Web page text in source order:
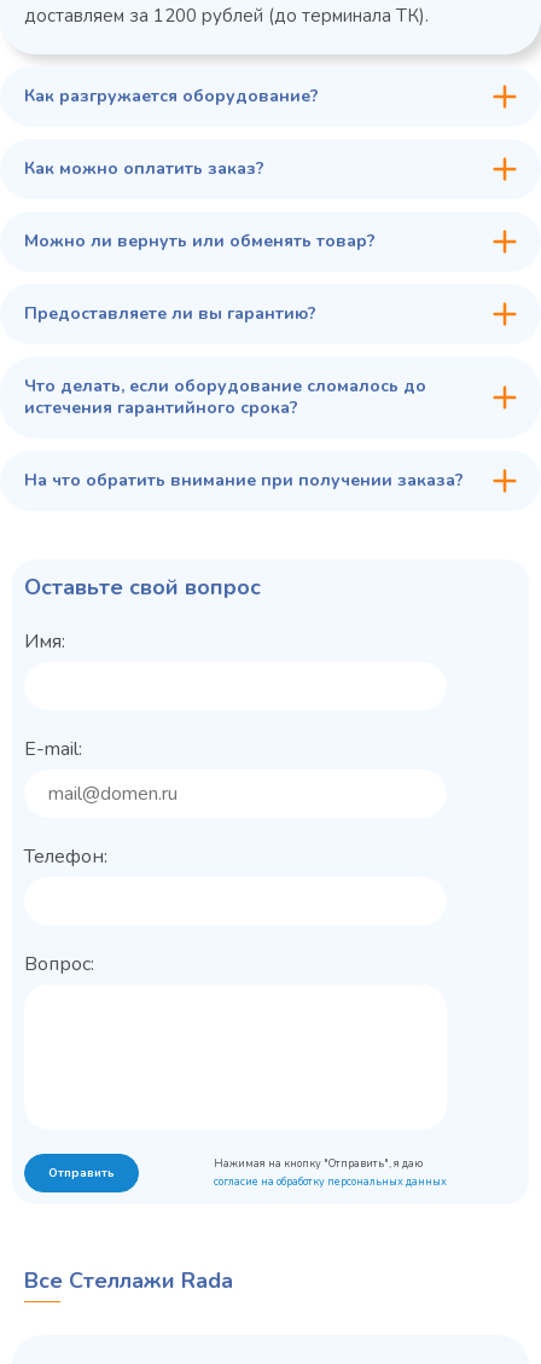
45 900 ₽
доставляем за 1200 рублей (до терминала ТК).
Как разгружается оборудование?
Как можно оплатить заказ?
Можно ли вернуть или обменять товар?
Предоставляете ли вы гарантию?
Что делать, если оборудование сломалось до
истечения гарантийного срока?
На что обратить внимание при получении заказа?
Оставьте свой вопрос
Имя:
E-mail:
Телефон:
Вопрос:
Отправить
Нажимая на кнопку "Отправить", я даю
согласие на обработку персональных данных
Все Стеллажи Rada